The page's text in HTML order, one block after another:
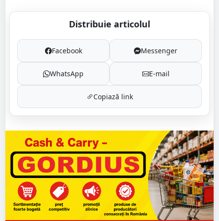
Distribuie articolul
Facebook Messenger
WhatsApp E-mail
Copiază link